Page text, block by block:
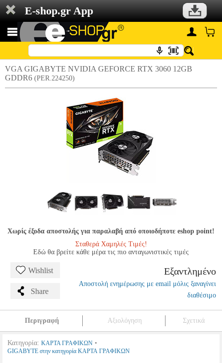
E-shop.gr App
VGA GIGABYTE NVIDIA GEFORCE RTX 3060 12GB
GDDR6 (PER.224250)
Χωρίς έξοδα αποστολής για παραλαβή από οποιοδήποτε eshop point!
Σταθερά Χαμηλές Τιμές!
Εδώ θα βρείτε κάθε μέρα τις πιο ανταγωνιστικές τιμές
Wishlist
Share
Εξαντλημένο
Αποστολή ενημέρωσης με email μόλις ξαναγίνει
διαθέσιμο
Περιγραφή Αξιολόγηση Σχετικά
Κατηγορία: ΚΑΡΤΑ ΓΡΑΦΙΚΩΝ •
GIGABYTE στην κατηγορία ΚΑΡΤΑ ΓΡΑΦΙΚΩΝ